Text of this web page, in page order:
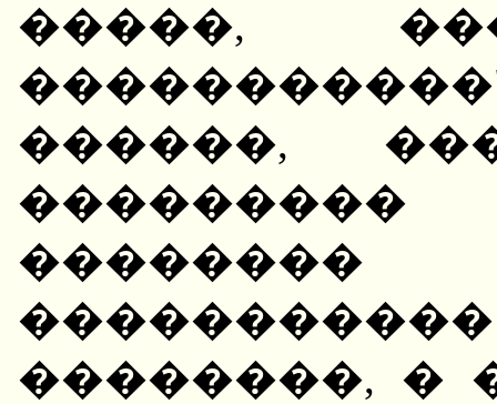
�����,
������,
���������
��������, �